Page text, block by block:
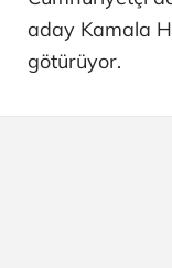
aday Kamala
götürüyor.